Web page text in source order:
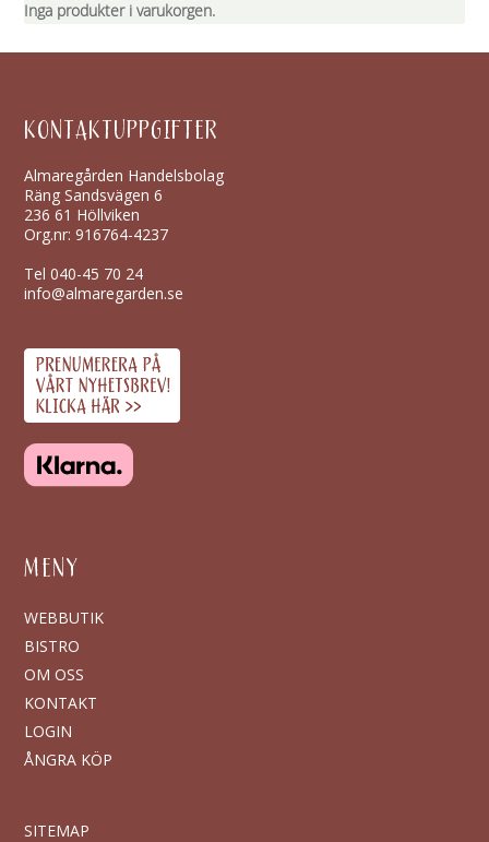
Inga produkter i varukorgen.
KONTAKTUPPGIFTER
Almaregården Handelsbolag
Räng Sandsvägen 6
236 61 Höllviken
Org.nr: 916764-4237
Tel040-45 70 24
info@almaregarden.se
MENY
WEBBUTIK
BISTRO
OM OSS
KONTAKT
LOGIN
ÅNGRA KÖP
SITEMAP